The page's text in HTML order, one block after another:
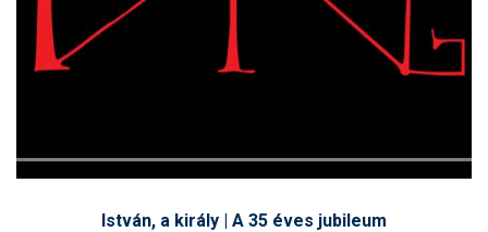
István, a király | A 35 éves jubileum